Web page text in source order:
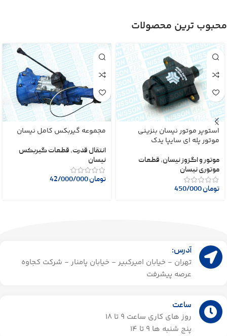
محبوب ترین محصولات
استوپر موتور نیسان بنزینی
موتور پله ای سایپا یدک
موتور و اگزوز نیسان, قطعات
موتوری نیسان
تومان
مجموعه گیربکس کامل نیسان
انتقال قدرت, قطعات گیربکس
نیسان
تومان
آدرس:
تهران - خیابان امیرکبیر - خیابان پامنار - شرکت کجاوه
عرصه پیشرفت
ساعت
روز های کاری ساعت ۹ تا 18
پنج شنبه ها 9 تا 14​